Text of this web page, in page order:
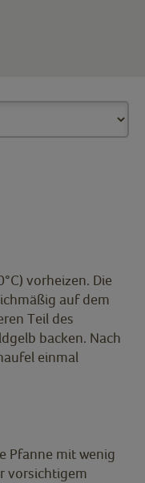
vorheizen. Die
auf dem
Teil des
backen. Nach
einmal
Pfanne mit wenig
vorsichtigem